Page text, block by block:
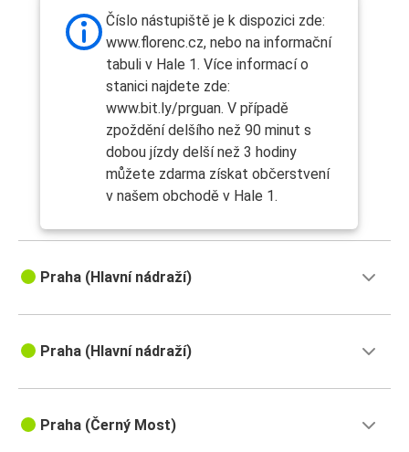
Číslo nástupiště je k dispozici zde:
www.florenc.cz, nebo na informační
tabuli v Hale 1. Více informací o
stanici najdete zde:
www.bit.ly/prguan. V případě
zpoždění delšího než 90 minut s
dobou jízdy delší než 3 hodiny
můžete zdarma získat občerstvení
v našem obchodě v Hale 1.
Praha (Hlavní nádraží)
Praha (Hlavní nádraží)
Praha (Černý Most)